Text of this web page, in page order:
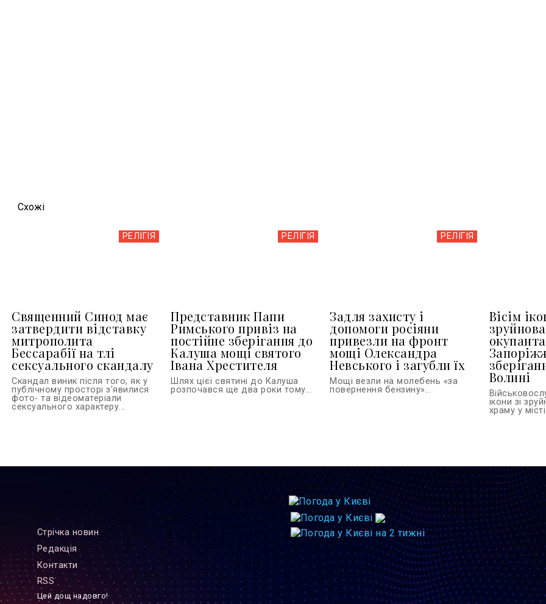
Схожi
РЕЛІГІЯ
Священний Синод має
затвердити відставку
митрополита
Бессарабії на тлі
сексуального скандалу
Скандал виник після того, як у
публічному просторі з'явилися
фото- та відеоматеріали
сексуального характеру...
РЕЛІГІЯ
Представник Папи
Римського привіз на
постійне зберігання до
Калуша мощі святого
Івана Хрестителя
Шлях цієї святині до Калуша
розпочався ще два роки тому...
РЕЛІГІЯ
Задля захисту і
допомоги росіяни
привезли на фронт
мощі Олександра
Невського і загубли їх
Мощі везли на молебень «за
повернення бензину»...
Вісім
Волині
ікони зі
храму у
Стрiчка новин
Редакцiя
Контакти
RSS
Цей дощ надовго!